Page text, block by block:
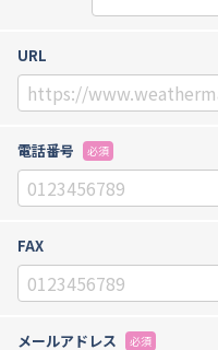
URL
電話番号 必須
FAX
メールアドレス 必須